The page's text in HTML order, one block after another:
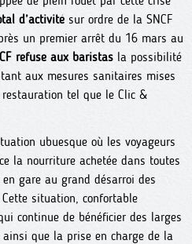
d’activité sur ordre de la SNCF
un premier arrêt du 16 mars au
refuse aux baristas la possibilité
aux mesures sanitaires mises
tel que le Clic &
ubuesque où les voyageurs
la nourriture achetée dans toutes
gare au grand désarroi des
situation, confortable
continue de bénéficier des larges
ainsi que la prise en charge de la